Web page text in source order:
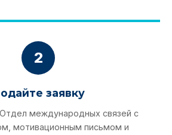
2
заявку
международных связей с
мотивационным письмом и